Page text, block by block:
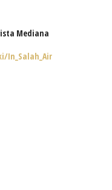
Mediana